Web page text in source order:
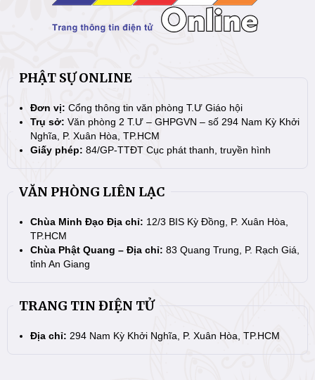
PHẬT SỰ ONLINE
Đơn vị: Cổng thông tin văn phòng T.Ư Giáo hội
Trụ sở: Văn phòng 2 T.Ư – GHPGVN – số 294 Nam Kỳ Khởi
Nghĩa, P. Xuân Hòa, TP.HCM
Giấy phép: 84/GP-TTĐT Cục phát thanh, truyền hình
VĂN PHÒNG LIÊN LẠC
Chùa Minh Đạo Địa chỉ: 12/3 BIS Kỳ Đồng, P. Xuân Hòa,
TP.HCM
Chùa Phật Quang – Địa chỉ: 83 Quang Trung, P. Rạch Giá,
tỉnh An Giang
TRANG TIN ĐIỆN TỬ
Địa chỉ: 294 Nam Kỳ Khởi Nghĩa, P. Xuân Hòa, TP.HCM